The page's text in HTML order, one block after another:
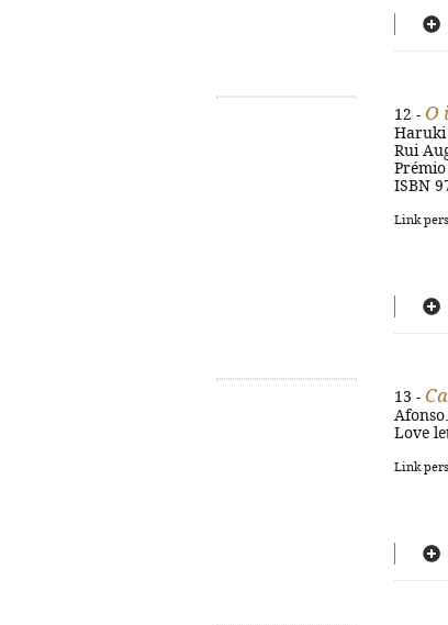
12 - O
Haruki
Rui
ISBN
Link
13 -
Love
Link